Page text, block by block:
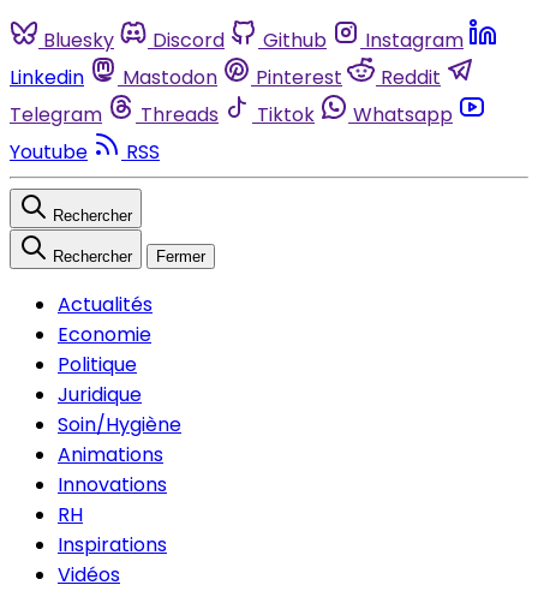
Bluesky Discord Github
Instagram
Linkedin
Mastodon Pinterest
Reddit
Telegram
Threads Tiktok
Whatsapp
Youtube
RSS
Rechercher
Rechercher Fermer
Actualités
Economie
Politique
Juridique
Soin/Hygiène
Animations
Innovations
RH
Inspirations
Vidéos